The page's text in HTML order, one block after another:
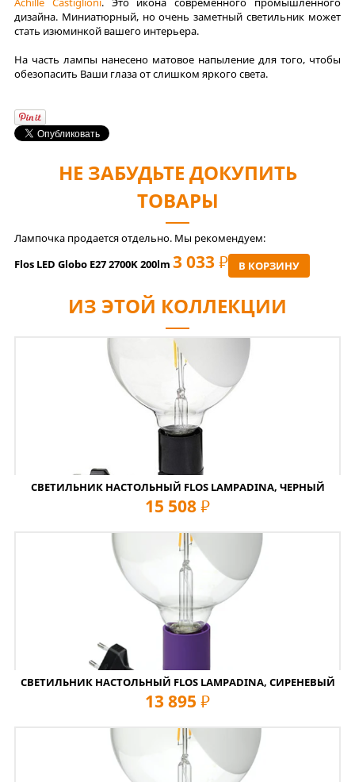
дизайна. Миниатюрный, но очень заметный светильник может
стать изюминкой вашего интерьера.
На часть лампы нанесено матовое напыление для того, чтобы
обезопасить Ваши глаза от слишком яркого света.
НЕ ЗАБУДЬТЕ ДОКУПИТЬ
ТОВАРЫ
Лампочка продается отдельно. Мы рекомендуем:
Flos LED Globo E27 2700K 200lm 3 033 РУБ В КОРЗИНУ
ИЗ ЭТОЙ КОЛЛЕКЦИИ
СВЕТИЛЬНИК НАСТОЛЬНЫЙ FLOS LAMPADINA, ЧЕРНЫЙ
15 508 руб
СВЕТИЛЬНИК НАСТОЛЬНЫЙ FLOS LAMPADINA, СИРЕНЕВЫЙ
13 895 руб